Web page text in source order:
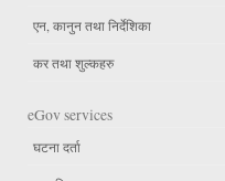
एन, कानुन तथा निर्देशिका
कर तथा शुल्कहरु
eGov services
घटना दर्ता